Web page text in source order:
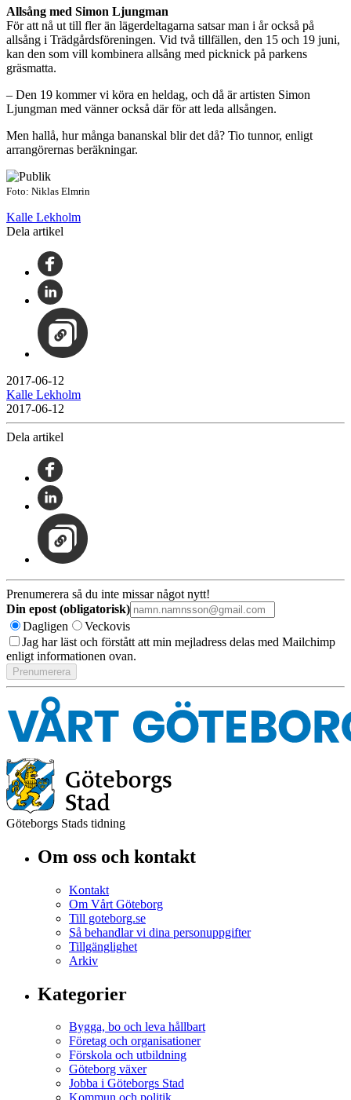
Allsång med Simon Ljungman
För att nå ut till fler än lägerdeltagarna satsar man i år också på
allsång i Trädgårdsföreningen. Vid två tillfällen, den 15 och 19 juni,
kan den som vill kombinera allsång med picknick på parkens
gräsmatta.
– Den 19 kommer vi köra en heldag, och då är artisten Simon
Ljungman med vänner också där för att leda allsången.
Men hallå, hur många bananskal blir det då? Tio tunnor, enligt
arrangörernas beräkningar.
Foto: Niklas Elmrin
Kalle Lekholm
Dela artikel
2017-06-12
Kalle Lekholm
2017-06-12
Dela artikel
Prenumerera så du inte missar något nytt!
Din epost (obligatorisk)
Dagligen
Veckovis
Jag har läst och förstått att min mejladress delas med Mailchimp
enligt informationen ovan.
Göteborgs Stads tidning
Om oss och kontakt
Kontakt
Om Vårt Göteborg
Till goteborg.se
Så behandlar vi dina personuppgifter
Tillgänglighet
Arkiv
Kategorier
Bygga, bo och leva hållbart
Företag och organisationer
Förskola och utbildning
Göteborg växer
Jobba i Göteborgs Stad